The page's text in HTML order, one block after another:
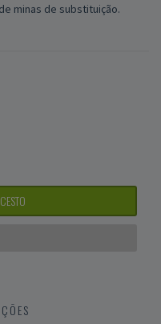
minas de substituição.